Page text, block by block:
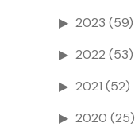
2023 (59)
2022 (53)
2021 (52)
2020 (25)